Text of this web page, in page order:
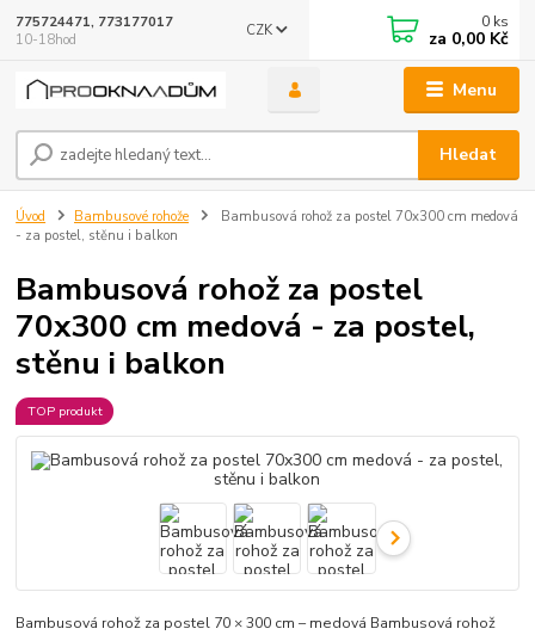
Menu
CZK
Hledat
775724471, 773177017
10-18hod
0 ks
za 0,00 Kč
Úvod Bambusové rohože
Bambusová rohož za postel 70x300 cm medová
- za postel, stěnu i balkon
Bambusová rohož za postel
70x300 cm medová - za postel,
stěnu i balkon
TOP produkt
Bambusová rohož za postel 70 × 300 cm – medová Bambusová rohož